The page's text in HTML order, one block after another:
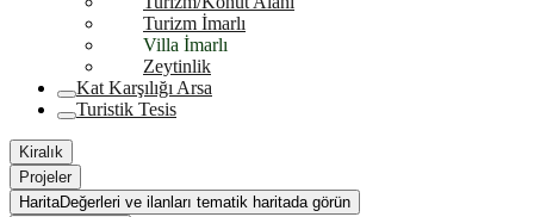
Turizm İmarlı
Villa İmarlı
Zeytinlik
Kat Karşılığı Arsa
Turistik Tesis
Kiralık
Projeler
HaritaDeğerleri ve ilanları tematik haritada görün